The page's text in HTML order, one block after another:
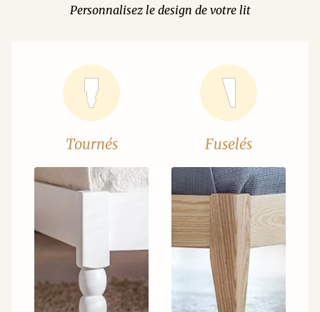
Personnalisez le design de votre lit
Tournés Fuselés